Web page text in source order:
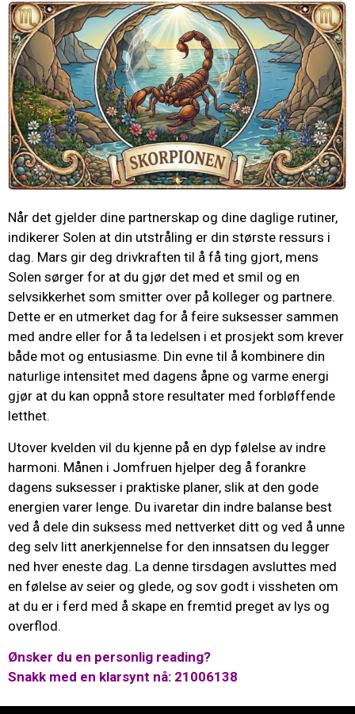
Når det gjelder dine partnerskap og dine daglige rutiner,
indikerer Solen at din utstråling er din største ressurs i
dag. Mars gir deg drivkraften til å få ting gjort, mens
Solen sørger for at du gjør det med et smil og en
selvsikkerhet som smitter over på kolleger og partnere.
Dette er en utmerket dag for å feire suksesser sammen
med andre eller for å ta ledelsen i et prosjekt som krever
både mot og entusiasme. Din evne til å kombinere din
naturlige intensitet med dagens åpne og varme energi
gjør at du kan oppnå store resultater med forbløffende
letthet.
Utover kvelden vil du kjenne på en dyp følelse av indre
harmoni. Månen i Jomfruen hjelper deg å forankre
dagens suksesser i praktiske planer, slik at den gode
energien varer lenge. Du ivaretar din indre balanse best
ved å dele din suksess med nettverket ditt og ved å unne
deg selv litt anerkjennelse for den innsatsen du legger
ned hver eneste dag. La denne tirsdagen avsluttes med
en følelse av seier og glede, og sov godt i vissheten om
at du er i ferd med å skape en fremtid preget av lys og
overflod.
Ønsker du en personlig reading?
Snakk med en klarsynt nå: 21006138